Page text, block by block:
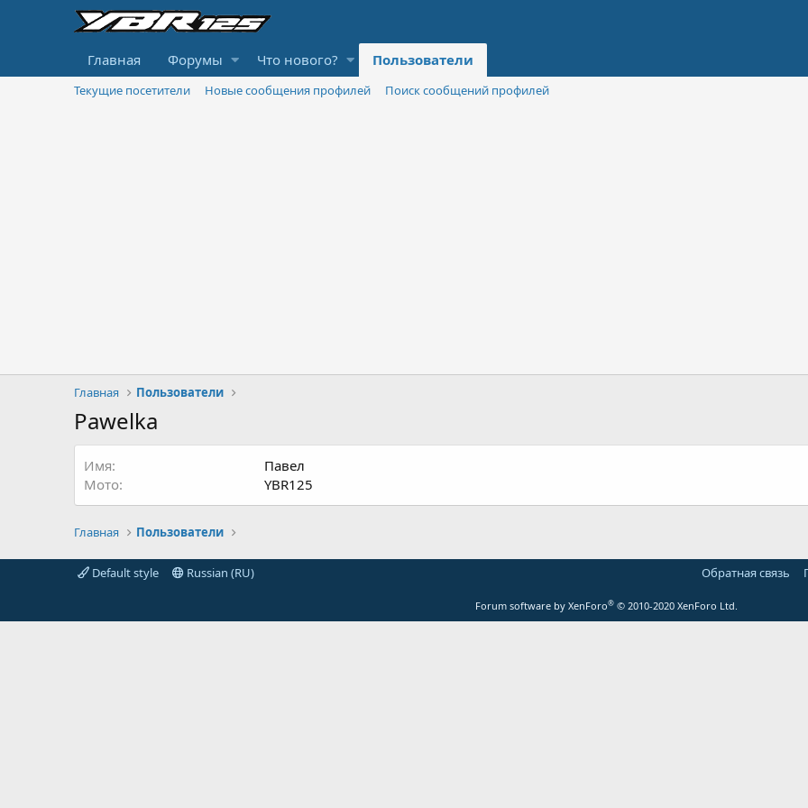
Главная Форумы Что нового? Пользователи
Текущие посетители Новые сообщения профилей Поиск сообщений профилей
Главная Пользователи
Pawelka
Имя
Павел
Мото
YBR125
Главная Пользователи
Default style Russian (RU) Обратная связь
Forum software by XenForo® © 2010-2020 XenForo Ltd.